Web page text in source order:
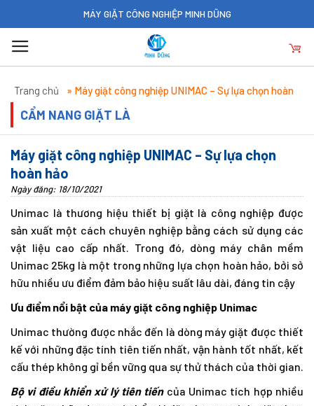
to
content
MÁY GIẶT CÔNG NGHIỆP MINH DŨNG
Trang chủ » Máy giặt công nghiệp UNIMAC – Sự lựa chọn hoàn
hảo
CẨM NANG GIẶT LÀ
Máy giặt công nghiệp UNIMAC – Sự lựa chọn
hoàn hảo
Ngày đăng: 18/10/2021
Unimac là thương hiệu thiết bị giặt là công nghiệp được
sản xuất một cách chuyên nghiệp bằng cách sử dụng các
vật liệu cao cấp nhất. Trong đó, dòng máy chân mềm
Unimac 25kg là một trong những lựa chọn hoàn hảo, bởi sở
hữu nhiều ưu điểm đảm bảo hiệu suất lâu dài, đáng tin cậy
Ưu điểm nổi bật của máy giặt công nghiệp Unimac
Unimac thường được nhắc đến là dòng máy giặt được thiết
kế với những đặc tính tiên tiến nhất, vận hành tốt nhất, kết
cấu thép không gỉ bền vững qua sự thử thách của thời gian.
Bộ vi điều khiển xử lý tiên tiếncủa Unimac tích hợp nhiều